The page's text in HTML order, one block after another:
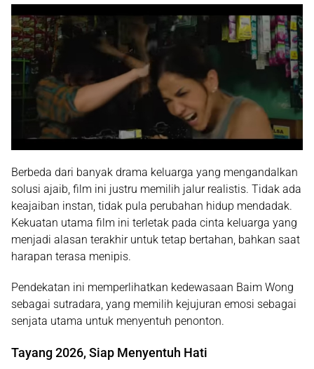
Berbeda dari banyak drama keluarga yang mengandalkan
solusi ajaib, film ini justru memilih jalur realistis. Tidak ada
keajaiban instan, tidak pula perubahan hidup mendadak.
Kekuatan utama film ini terletak pada cinta keluarga yang
menjadi alasan terakhir untuk tetap bertahan, bahkan saat
harapan terasa menipis.
Pendekatan ini memperlihatkan kedewasaan Baim Wong
sebagai sutradara, yang memilih kejujuran emosi sebagai
senjata utama untuk menyentuh penonton.
Tayang 2026, Siap Menyentuh Hati